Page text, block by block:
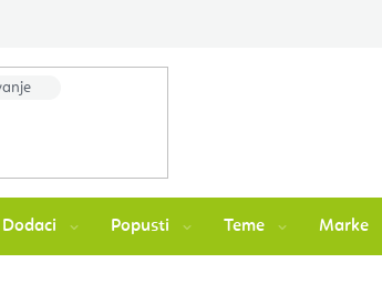
Dodaci Popusti Teme Marke